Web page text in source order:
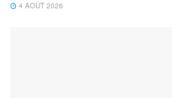
4 AOÛT 2026